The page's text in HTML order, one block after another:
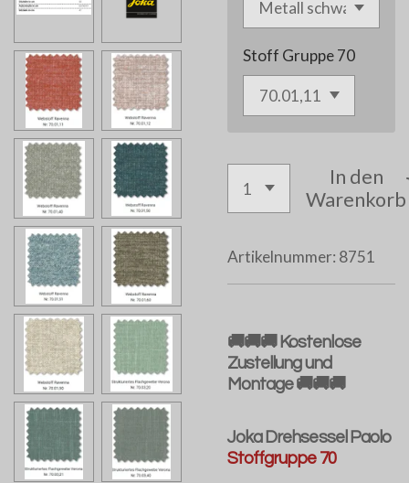
Stoff Gruppe 70
In den
Warenkorb
Artikelnummer: 8751
🚚🚚🚚 Kostenlose
Zustellung und
Montage 🚚🚚🚚
Joka Drehsessel Paolo
Stoffgruppe 70